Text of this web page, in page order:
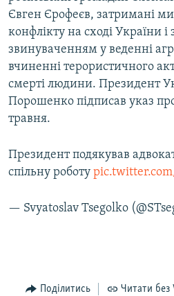
Євген Єрофеєв, затримані
конфлікту на сході України і
звинуваченням у веденні
вчиненні терористичного
смерті людини. Президент
Порошенко підписав указ
травня.
Президент подякував
спільну роботу
— Svyatoslav Tsegolko
Поділитись Читати без